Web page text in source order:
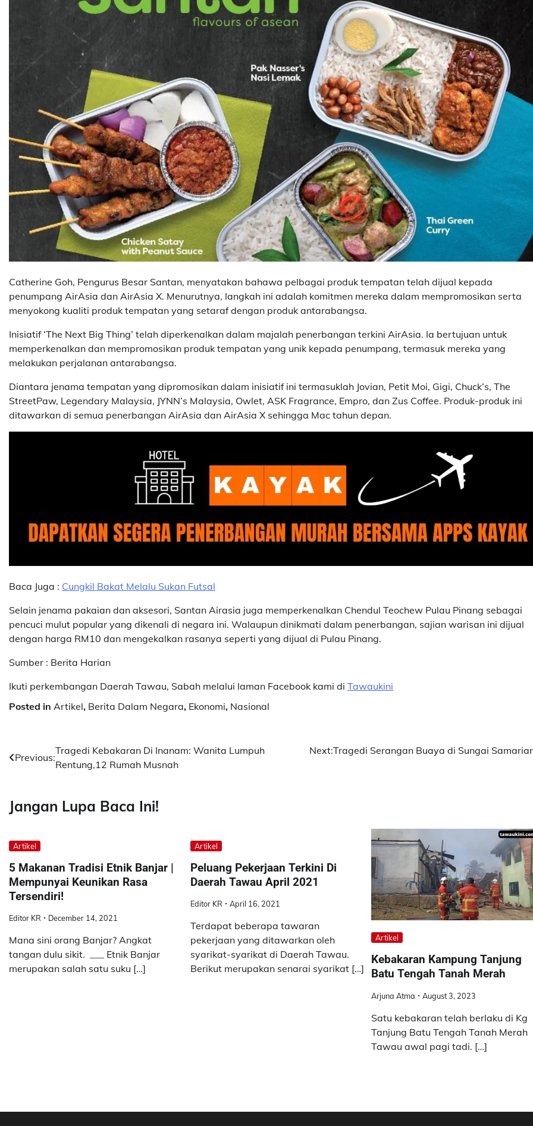
Catherine Goh, Pengurus Besar Santan, menyatakan bahawa pelbagai produk tempatan telah dijual kepada
penumpang AirAsia dan AirAsia X. Menurutnya, langkah ini adalah komitmen mereka dalam mempromosikan serta
menyokong kualiti produk tempatan yang setaraf dengan produk antarabangsa.
Inisiatif ‘The Next Big Thing’ telah diperkenalkan dalam majalah penerbangan terkini AirAsia. Ia bertujuan untuk
memperkenalkan dan mempromosikan produk tempatan yang unik kepada penumpang, termasuk mereka yang
melakukan perjalanan antarabangsa.
Diantara jenama tempatan yang dipromosikan dalam inisiatif ini termasuklah Jovian, Petit Moi, Gigi, Chuck’s, The
StreetPaw, Legendary Malaysia, JYNN’s Malaysia, Owlet, ASK Fragrance, Empro, dan Zus Coffee. Produk-produk ini
ditawarkan di semua penerbangan AirAsia dan AirAsia X sehingga Mac tahun depan.
Baca Juga : Cungkil Bakat Melalu Sukan Futsal
Selain jenama pakaian dan aksesori, Santan Airasia juga memperkenalkan Chendul Teochew Pulau Pinang sebagai
pencuci mulut popular yang dikenali di negara ini. Walaupun dinikmati dalam penerbangan, sajian warisan ini dijual
dengan harga RM10 dan mengekalkan rasanya seperti yang dijual di Pulau Pinang.
Sumber : Berita Harian
Ikuti perkembangan Daerah Tawau, Sabah melalui laman Facebook kami di Tawaukini
Posted in Artikel, Berita Dalam Negara, Ekonomi, Nasional
Post
Previous:
Tragedi Kebakaran Di Inanam: Wanita Lumpuh
Rentung,12 Rumah Musnah
Next:Tragedi Serangan Buaya di Sungai
Jangan Lupa Baca Ini!
Artikel
5 Makanan Tradisi Etnik Banjar |
Mempunyai Keunikan Rasa
Tersendiri!
Editor KR December 14, 2021
Mana sini orang Banjar? Angkat
tangan dulu sikit. ___ Etnik Banjar
merupakan salah satu suku […]
Artikel
Peluang Pekerjaan Terkini Di
Daerah Tawau April 2021
Editor KR April 16, 2021
Terdapat beberapa tawaran
pekerjaan yang ditawarkan oleh
syarikat-syarikat di Daerah Tawau.
Berikut merupakan senarai syarikat […]
Artikel
Kebakaran Kampung Tanjung
Batu Tengah Tanah Merah
Arjuna Atma August 3, 2023
Satu kebakaran telah berlaku di Kg
Tanjung Batu Tengah Tanah Merah
Tawau awal pagi tadi. […]